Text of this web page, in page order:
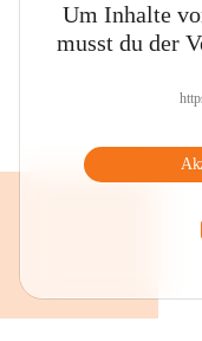
Um Inhalte
musst du der